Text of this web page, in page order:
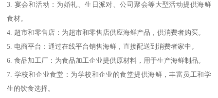
3. 宴会和活动：为婚礼、生日派对、公司聚会等大型活动提供海鲜
食材。
4. 超市和零售店：为超市和零售店供应海鲜产品，供消费者购买。
5. 电商平台：通过在线平台销售海鲜，直接配送到消费者家中。
6. 食品加工厂：为食品加工企业提供原材料，用于生产海鲜制品。
7. 学校和企业食堂：为学校和企业的食堂提供海鲜，丰富员工和学
生的饮食选择。